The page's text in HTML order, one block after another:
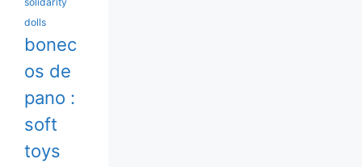
dolls
bonec
os de
pano :
soft
toys